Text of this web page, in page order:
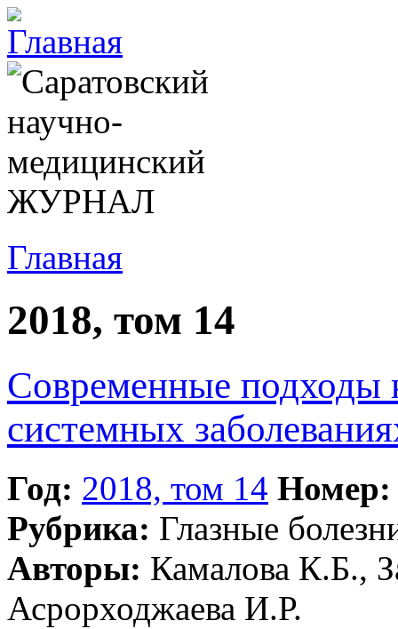
Главная
2018, том 14
Современные подходы
системных
Год: 2018, том 14 Номер:
Рубрика: Глазные
Авторы: Камалова К.Б.,
Асрорходжаева И.Р.